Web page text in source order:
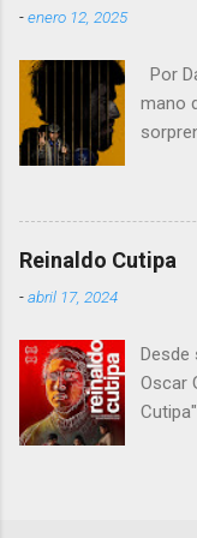
-enero 12, 2025
Por
mano
nos
Reinaldo Cutipa
-abril 17, 2024
Desde
Oscar
en la